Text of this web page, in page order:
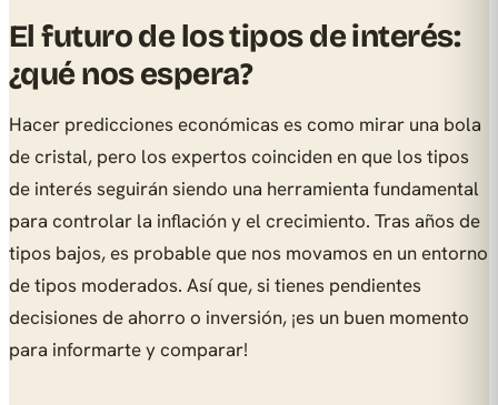
El futuro de los tipos de interés:
¿qué nos espera?
Hacer predicciones económicas es como mirar una bola
de cristal, pero los expertos coinciden en que los tipos
de interés seguirán siendo una herramienta fundamental
para controlar la inflación y el crecimiento. Tras años de
tipos bajos, es probable que nos movamos en un entorno
de tipos moderados. Así que, si tienes pendientes
decisiones de ahorro o inversión, ¡es un buen momento
para informarte y comparar!